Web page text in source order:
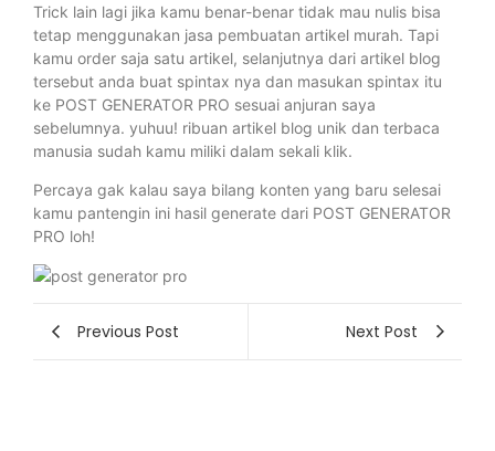
Trick lain lagi jika kamu benar-benar tidak mau nulis bisa
tetap menggunakan jasa pembuatan artikel murah. Tapi
kamu order saja satu artikel, selanjutnya dari artikel blog
tersebut anda buat spintax nya dan masukan spintax itu
ke POST GENERATOR PRO sesuai anjuran saya
sebelumnya. yuhuu! ribuan artikel blog unik dan terbaca
manusia sudah kamu miliki dalam sekali klik.
Percaya gak kalau saya bilang konten yang baru selesai
kamu pantengin ini hasil generate dari POST GENERATOR
PRO loh!
Previous Post Next Post